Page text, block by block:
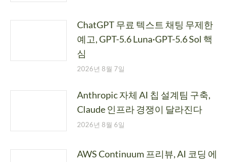
ChatGPT 무료 텍스트 채팅 무제한
예고, GPT-5.6 Luna·GPT-5.6 Sol 핵
심
2026년 8월 7일
Anthropic 자체 AI 칩 설계팀 구축,
Claude 인프라 경쟁이 달라진다
2026년 8월 6일
AWS Continuum 프리뷰, AI 코딩 에